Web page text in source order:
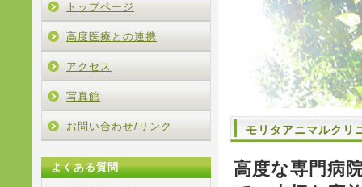
モリタアニマルクリ
高度な専門病
トップページ
高度医療との連携
アクセス
写真館
お問い合わせ/リンク
よくある質問